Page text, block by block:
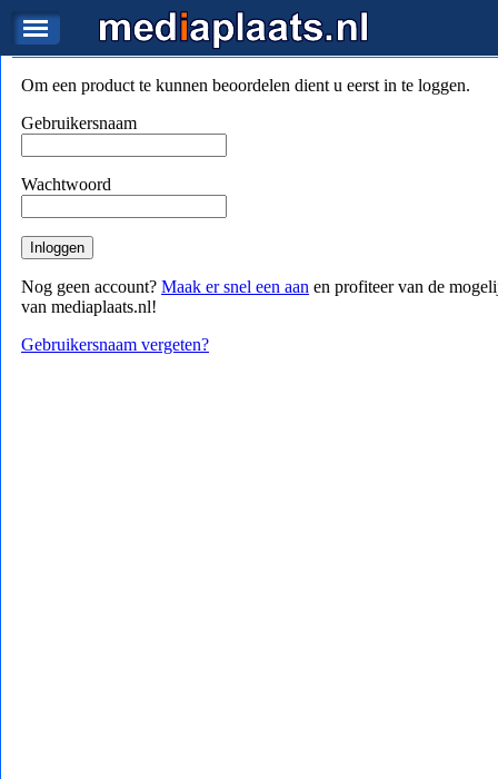
Beoordeel Samsung UE50ES6710
Samsung UE50ES6710